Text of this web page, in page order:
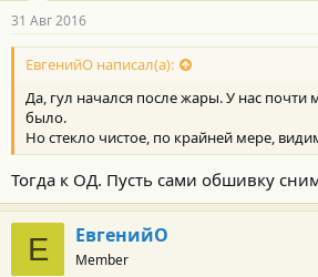
31 Авг 2016
ЕвгенийО написал(а):
Да, гул начался после жары. У нас почти
было.
Но стекло чистое, по крайней мере,
Тогда к ОД. Пусть сами обшивку
Е ЕвгенийО
Member